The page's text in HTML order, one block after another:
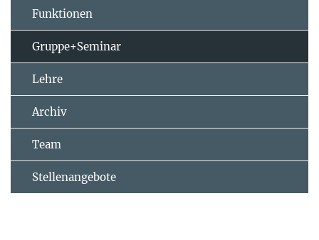
Funktionen
Gruppe+Seminar
Lehre
Archiv
Team
Stellenangebote